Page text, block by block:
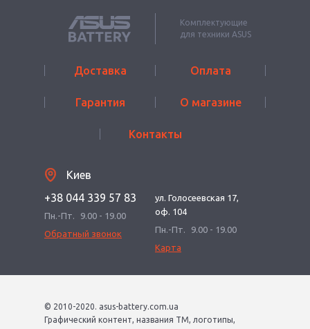
Комплектующие
для техники ASUS
Доставка Оплата
Гарантия О магазине
Контакты
Киев
+38 044 339 57 83
Пн.-Пт.
9.00 - 19.00
Обратный звонок
ул. Голосеевская 17,
оф. 104
Пн.-Пт.
9.00 - 19.00
Карта
© 2010-2020. asus-battery.com.ua
Графический контент, названия ТМ, логотипы,